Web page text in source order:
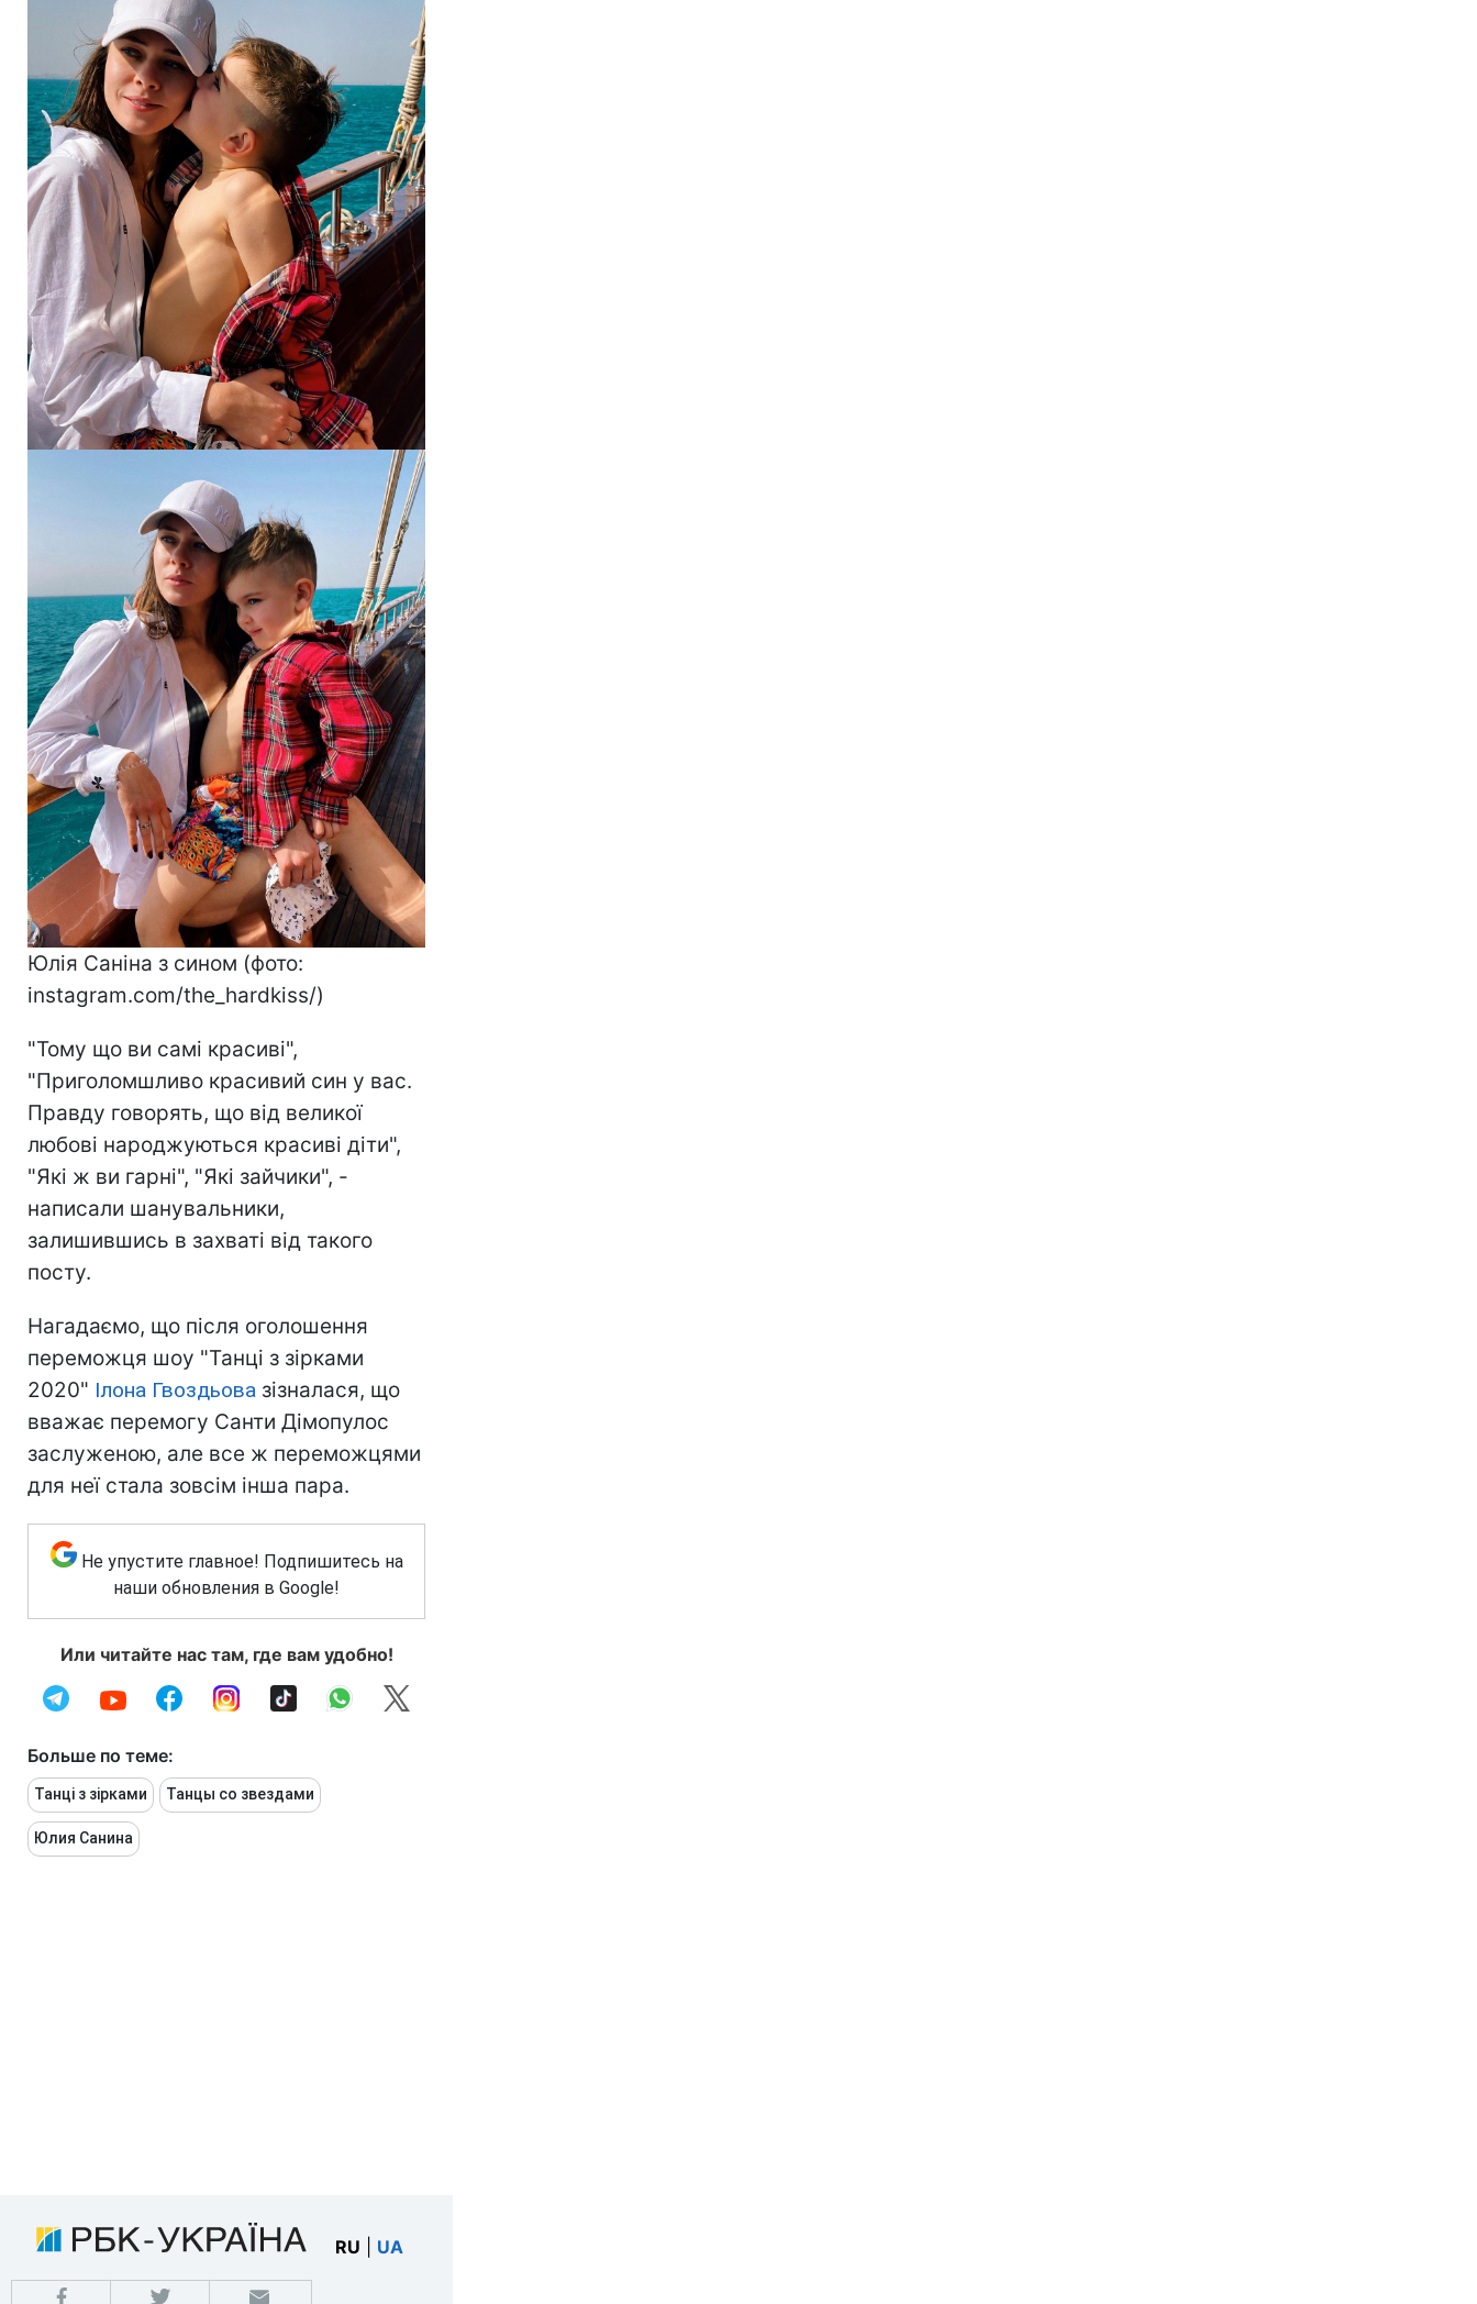
Юлія Саніна з сином (фото:
instagram.com/the_hardkiss/)
"Тому що ви самі красиві",
"Приголомшливо красивий син у вас.
Правду говорять, що від великої
любові народжуються красиві діти",
"Які ж ви гарні", "Які зайчики", -
написали шанувальники,
залишившись в захваті від такого
посту.
Нагадаємо, що після оголошення
переможця шоу "Танці з зірками
2020" Ілона Гвоздьова зізналася, що
вважає перемогу Санти Дімопулос
заслуженою, але все ж переможцями
для неї стала зовсім інша пара.
Не упустите главное! Подпишитесь на
наши обновления в Google!
Или читайте нас там, где вам удобно!
Больше по теме:
Танці з зірками Танцы со звездами
Юлия Санина
RU UA